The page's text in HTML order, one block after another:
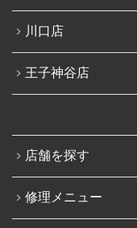
Nintendo
Nintendo
Nintendo
Nintendo
Nintendo
Nintendo
iPhone 14
iPhone 14 Pro
iPhone 14 Pro
iPhone 15
iPhone 15 Pro
川口店
王子神谷店
店舗を探す
修理メニュー